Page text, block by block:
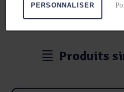
Quay Echouage.
Produits
PERSONNALISER